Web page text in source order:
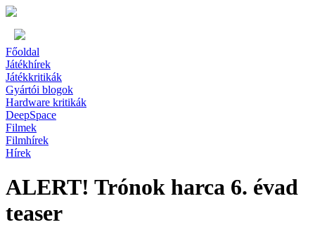
Főoldal
Játékhírek
Játékkritikák
Gyártói blogok
Hardware kritikák
DeepSpace
Filmek
Filmhírek
Hírek
ALERT! Trónok harca 6. évad
teaser